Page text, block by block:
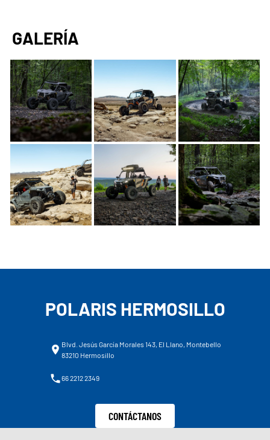
GALERÍA
POLARIS HERMOSILLO
Blvd. Jesús García Morales 143, El Llano, Montebello
83210 Hermosillo
66 2212 2349
CONTÁCTANOS